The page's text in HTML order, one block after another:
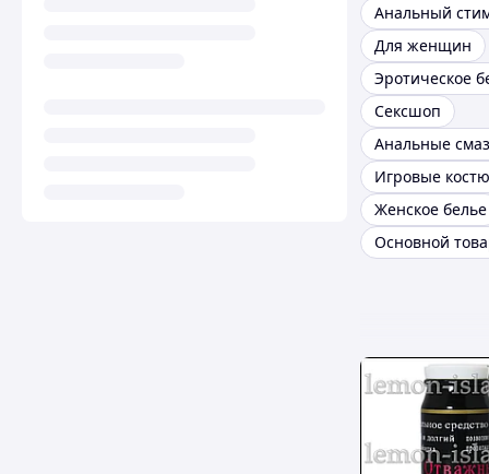
Анальный
Для женщин
Эротическое
Сексшоп
Анальные
Игровые
Женское белье
Основной